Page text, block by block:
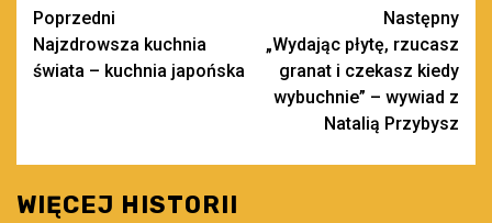
Zobacz
wpisy
Poprzedni
Najzdrowsza kuchnia
świata – kuchnia japońska
Następny
„Wydając płytę, rzucasz
granat i czekasz kiedy
wybuchnie” – wywiad z
Natalią Przybysz
WIĘCEJ HISTORII